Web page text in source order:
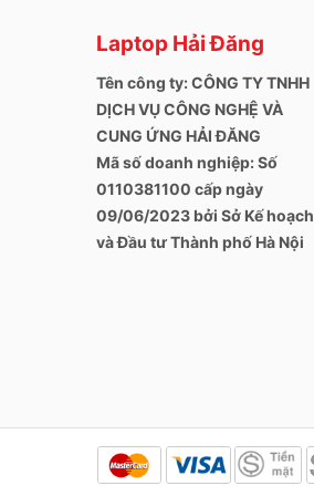
Laptop Hải Đăng
Tên công ty: CÔNG TY TNHH
DỊCH VỤ CÔNG NGHỆ VÀ
CUNG ỨNG HẢI ĐĂNG
Mã số doanh nghiệp: Số
0110381100 cấp ngày
09/06/2023 bởi Sở Kế hoạch
và Đầu tư Thành phố Hà Nội